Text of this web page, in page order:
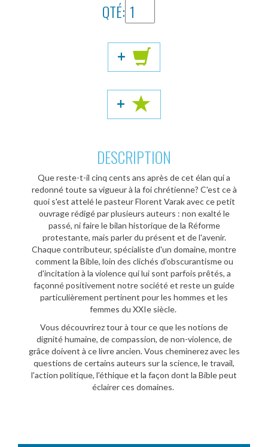
QTÉ:
+
+
DESCRIPTION
Que reste-t-il cinq cents ans après de cet élan qui a
redonné toute sa vigueur à la foi chrétienne? C'est ce à
quoi s'est attelé le pasteur Florent Varak avec ce petit
ouvrage rédigé par plusieurs auteurs : non exalté le
passé, ni faire le bilan historique de la Réforme
protestante, mais parler du présent et de l'avenir.
Chaque contributeur, spécialiste d'un domaine, montre
comment la Bible, loin des clichés d'obscurantisme ou
d'incitation à la violence qui lui sont parfois prêtés, a
façonné positivement notre société et reste un guide
particulièrement pertinent pour les hommes et les
femmes du XXIe siècle.
Vous découvrirez tour à tour ce que les notions de
dignité humaine, de compassion, de non-violence, de
grâce doivent à ce livre ancien. Vous cheminerez avec les
questions de certains auteurs sur la science, le travail,
l'action politique, l'éthique et la façon dont la Bible peut
éclairer ces domaines.